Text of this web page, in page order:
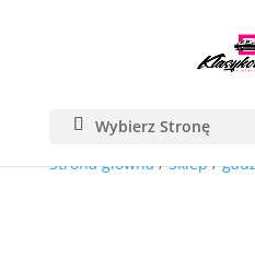
Wybierz Stronę
Strona główna/Sklep/